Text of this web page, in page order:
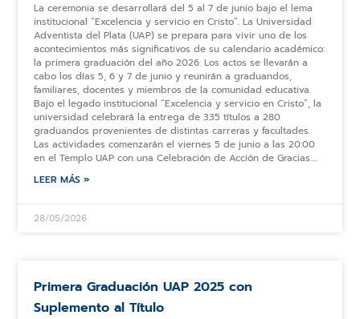
La ceremonia se desarrollará del 5 al 7 de junio bajo el lema
institucional “Excelencia y servicio en Cristo”. La Universidad
Adventista del Plata (UAP) se prepara para vivir uno de los
acontecimientos más significativos de su calendario académico:
la primera graduación del año 2026. Los actos se llevarán a
cabo los días 5, 6 y 7 de junio y reunirán a graduandos,
familiares, docentes y miembros de la comunidad educativa.
Bajo el legado institucional “Excelencia y servicio en Cristo”, la
universidad celebrará la entrega de 335 títulos a 280
graduandos provenientes de distintas carreras y facultades.
Las actividades comenzarán el viernes 5 de junio a las 20:00
en el Templo UAP con una Celebración de Acción de Gracias….
LEER MÁS »
28/05/2026
Primera Graduación UAP 2025 con
Suplemento al Título